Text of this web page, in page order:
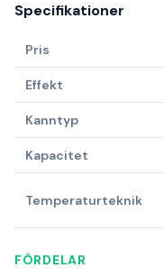
Specifikationer
Pris
Effekt
Kanntyp
Kapacitet
Temperaturteknik
FÖRDELAR